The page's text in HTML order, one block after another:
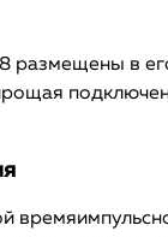
размещены в